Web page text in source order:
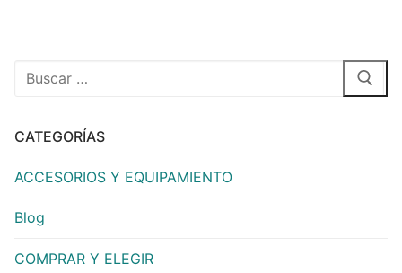
CATEGORÍAS
ACCESORIOS Y EQUIPAMIENTO
Blog
COMPRAR Y ELEGIR